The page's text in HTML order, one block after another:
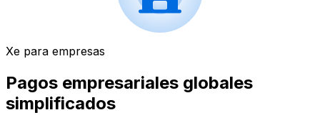
Xe para empresas
Pagos empresariales globales
simplificados